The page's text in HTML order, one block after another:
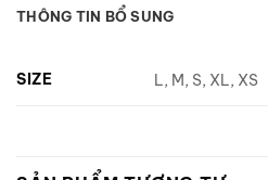
THÔNG TIN BỔ SUNG
SIZE L, M, S, XL, XS